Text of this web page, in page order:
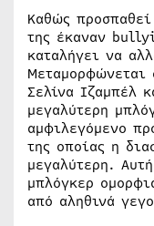
Καθώς
της έκαναν
καταλήγει να
Σελίνα Ιζαμπέλ
μεγαλύτερη
αμφιλεγόμενο
της οποίας η
μεγαλύτερη.
μπλόγκερ
από αληθινά